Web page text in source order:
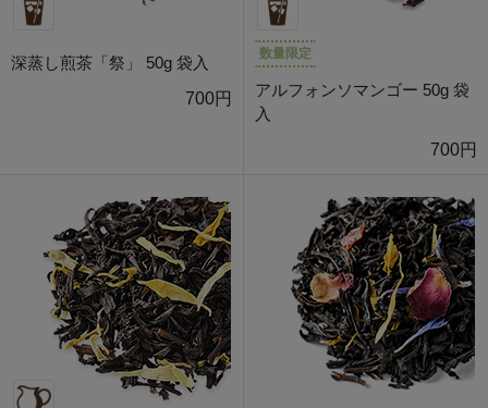
深蒸し煎茶「祭」 50g 袋入
700円
数量限定
アルフォンソマンゴー 50g 袋
入
700円